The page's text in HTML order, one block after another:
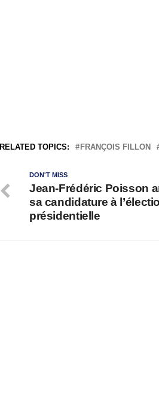
RELATED TOPICS: FRANÇOIS FILLON
DON'T MISS
Jean-Frédéric Poisson
sa candidature à
présidentielle